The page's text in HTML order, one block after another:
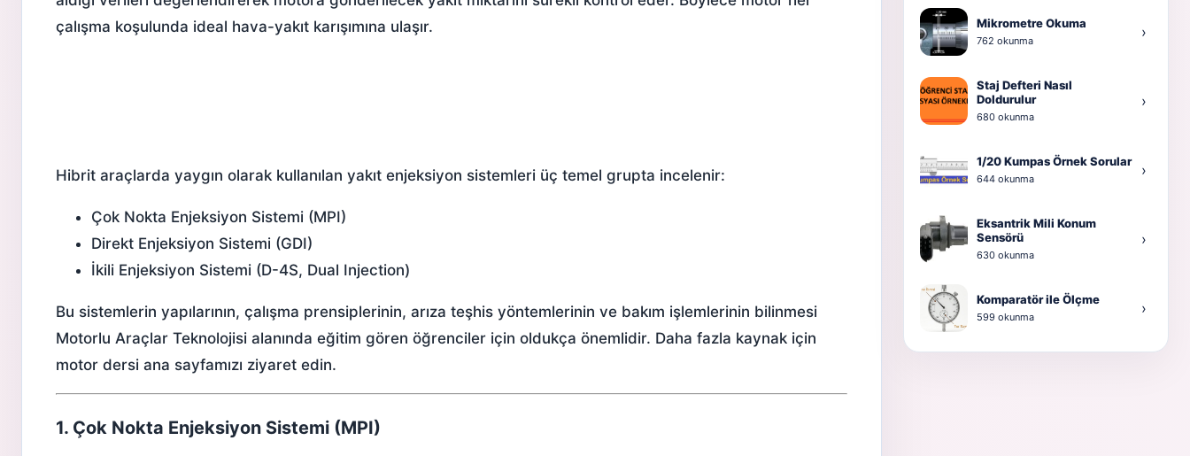
çalışma koşulunda ideal hava-yakıt karışımına ulaşır.
Hibrit araçlarda yaygın olarak kullanılan yakıt enjeksiyon sistemleri üç temel grupta incelenir:
Çok Nokta Enjeksiyon Sistemi (MPI)
Direkt Enjeksiyon Sistemi (GDI)
İkili Enjeksiyon Sistemi (D-4S, Dual Injection)
Bu sistemlerin yapılarının, çalışma prensiplerinin, arıza teşhis yöntemlerinin ve bakım işlemlerinin bilinmesi
Motorlu Araçlar Teknolojisi alanında eğitim gören öğrenciler için oldukça önemlidir. Daha fazla kaynak için
motor dersi ana sayfamızı ziyaret edin.
1. Çok Nokta Enjeksiyon Sistemi (MPI)
Mikrometre Okuma
762 okunma ›
Staj Defteri Nasıl
Doldurulur
680 okunma
›
1/20 Kumpas Örnek Sorular
644 okunma ›
Eksantrik Mili Konum
Sensörü
630 okunma
›
Komparatör ile Ölçme
599 okunma ›